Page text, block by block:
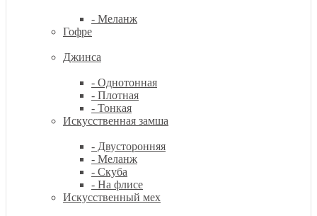
- Меланж
Гофре
Джинса
- Однотонная
- Плотная
- Тонкая
Искусственная замша
- Двусторонняя
- Меланж
- Скуба
- На флисе
Искусственный мех